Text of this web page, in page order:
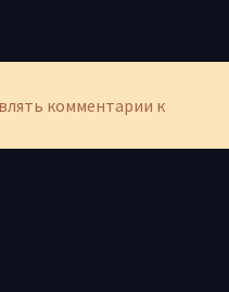
комментарии к